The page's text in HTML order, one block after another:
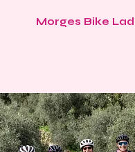
Morges Bike